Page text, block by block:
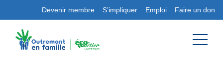
Devenir membre S’impliquer Emploi Faire un don